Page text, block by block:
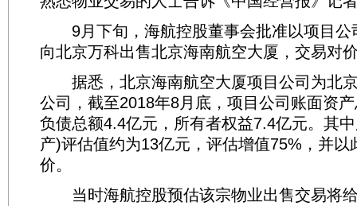
9月下旬，海航控股董事会批准以项目公
向北京万科出售北京海南航空大厦，交易对
据悉，北京海南航空大厦项目公司为北
公司，截至2018年8月底，项目公司账面资
负债总额4.4亿元，所有者权益7.4亿元。其
产)评估值约为13亿元，评估增值75%，并以
价。
当时海航控股预估该宗物业出售交易将